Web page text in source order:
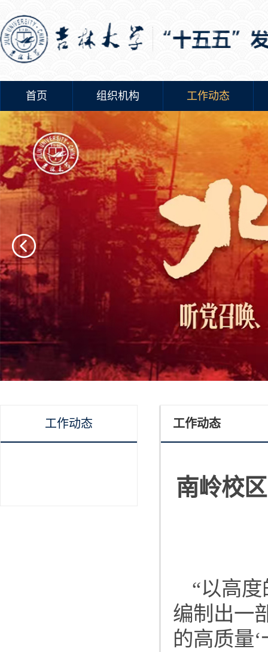
首页 组织机构 工作动态
工作动态 工作动态
南岭校
“以高
编制出一
的高质量